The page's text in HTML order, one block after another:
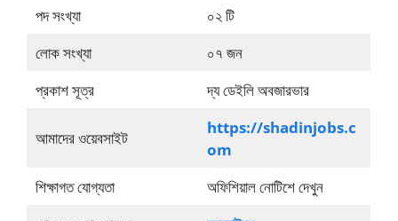
পদ সংখ্যা
০২ টি
লোক সংখ্যা
০৭ জন
প্রকাশ সূত্র
দ্য ডেইলি অবজারভার
আমাদের ওয়েবসাইট
https://shadinjobs.c
om
শিক্ষাগত যোগ্যতা
অফিশিয়াল নোটিশে দেখুন